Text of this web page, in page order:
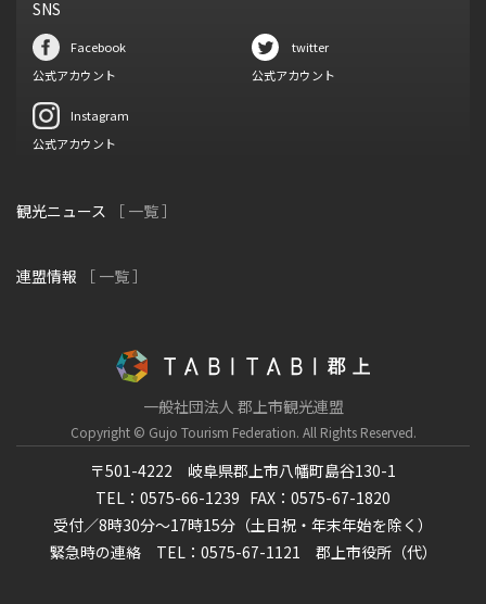
SNS
Facebook
公式アカウント
twitter
公式アカウント
Instagram
公式アカウント
観光ニュース ［ 一覧 ］
連盟情報 ［ 一覧 ］
一般社団法人 郡上市観光連盟
Copyright © Gujo Tourism Federation. All Rights Reserved.
〒501-4222 岐阜県郡上市八幡町島谷130-1
TEL：0575-66-1239 FAX：0575-67-1820
受付／8時30分～17時15分（土日祝・年末年始を除く）
緊急時の連絡 TEL：0575-67-1121 郡上市役所（代）